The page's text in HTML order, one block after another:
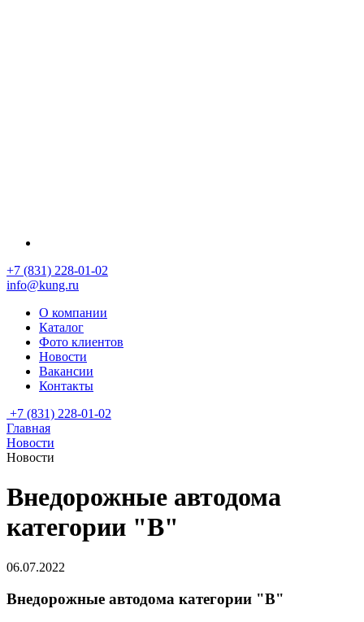
+7 (831) 228-01-02
info@kung.ru
О компании
Каталог
Фото клиентов
Новости
Вакансии
Контакты
+7 (831) 228-01-02
Главная
Новости
Новости
Внедорожные автодома
категории "B"
06.07.2022
Внедорожные автодома категории "B"